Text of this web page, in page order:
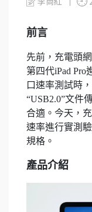
前言
先前，充電頭
第四代iPad
口速率測試時
“USB2.0”文件
合適。今天，
速率進行實測
規格。
產品介紹